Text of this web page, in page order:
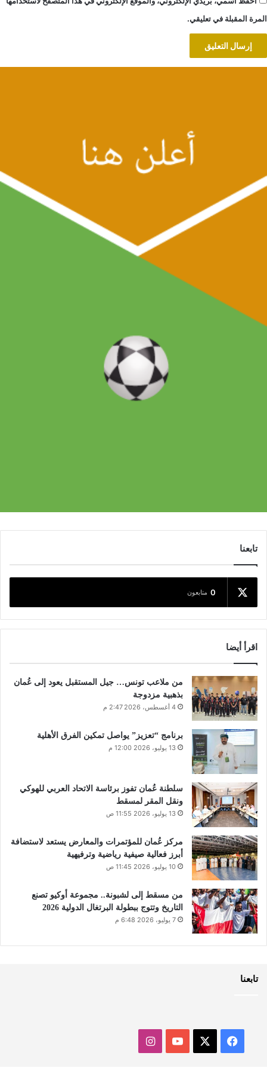
المرة المقبلة في تعليقي.
تابعنا
0 متابعون
اقرأ أيضا
من ملاعب تونس… جيل المستقبل يعود إلى عُمان
بذهبية مزدوجة
4 أغسطس، 2026 2:47 م
برنامج “تعزيز” يواصل تمكين الفرق الأهلية
13 يوليو، 2026 12:00 م
سلطنة عُمان تفوز برئاسة الاتحاد العربي للهوكي
ونقل المقر لمسقط
13 يوليو، 2026 11:55 ص
مركز عُمان للمؤتمرات والمعارض يستعد لاستضافة
أبرز فعالية صيفية رياضية وترفيهية
10 يوليو، 2026 11:45 ص
من مسقط إلى لشبونة.. مجموعة أوكيو تصنع
التاريخ وتتوج ببطولة البرتغال الدولية 2026
7 يوليو، 2026 6:48 م
تابعنا
فيسبوك ‫YouTubeانستقرام